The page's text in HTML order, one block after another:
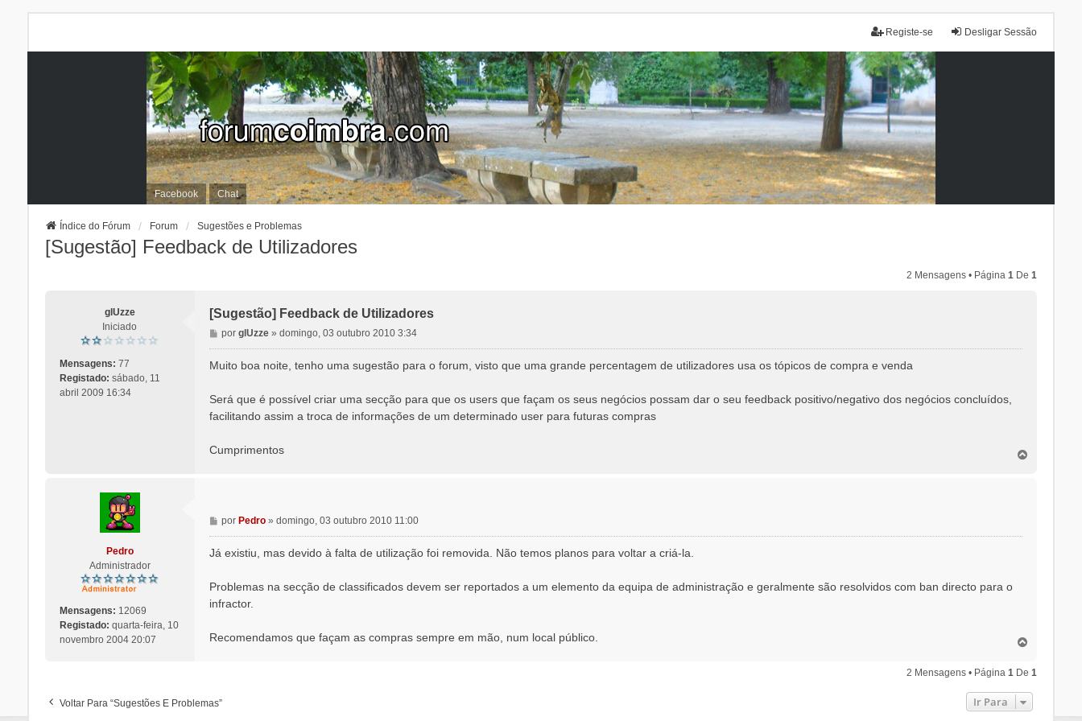
Desligar Sessão
Registe-se
Facebook Chat
Índice do Fórum Forum Sugestões e Problemas
[Sugestão] Feedback de Utilizadores
2 Mensagens • Página1 De1
glUzze
Iniciado
Mensagens: 77
Registado: sábado, 11
abril 2009 16:34
[Sugestão] Feedback de Utilizadores
M
e
g
e
porglUzze »domingo, 03 outubro 2010 3:34
Muito boa noite, tenho uma sugestão para o forum, visto que uma grande percentagem de utilizadores usa os tópicos de compra e venda
Será que é possível criar uma secção para que os users que façam os seus negócios possam dar o seu feedback positivo/negativo dos negócios concluídos,
facilitando assim a troca de informações de um determinado user para futuras compras
Cumprimentos
Pedro
Administrador
Mensagens: 12069
Registado: quarta-feira, 10
novembro 2004 20:07
M
e
n
g
e
porPedro »domingo, 03 outubro 2010 11:00
Já existiu, mas devido à falta de utilização foi removida. Não temos planos para voltar a criá-la.
Problemas na secção de classificados devem ser reportados a um elemento da equipa de administração e geralmente são resolvidos com ban directo para o
infractor.
Recomendamos que façam as compras sempre em mão, num local público.
p
o
2 Mensagens • Página1 De1
Voltar Para “Sugestões E Problemas” Ir Para